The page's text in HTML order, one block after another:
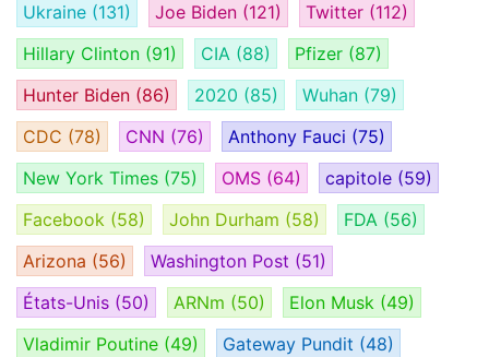
Ukraine (131) Joe Biden (121) Twitter (112)
Hillary Clinton (91) CIA (88) Pfizer (87)
Hunter Biden (86) 2020 (85) Wuhan (79)
CDC (78) CNN (76) Anthony Fauci (75)
New York Times (75) OMS (64) capitole (59)
Facebook (58) John Durham (58) FDA (56)
Arizona (56) Washington Post (51)
États-Unis (50) ARNm (50) Elon Musk (49)
Vladimir Poutine (49) Gateway Pundit (48)